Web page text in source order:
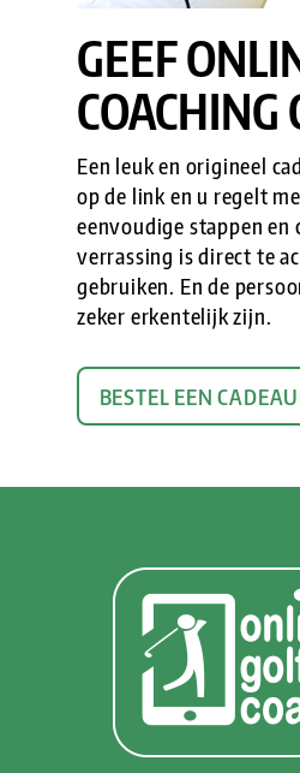
GEEF
COACHING
Een leuk en origineel
op de link en u regelt
eenvoudige stappen en
verrassing is direct te
gebruiken. En de
zeker erkentelijk zijn.
BESTEL EEN